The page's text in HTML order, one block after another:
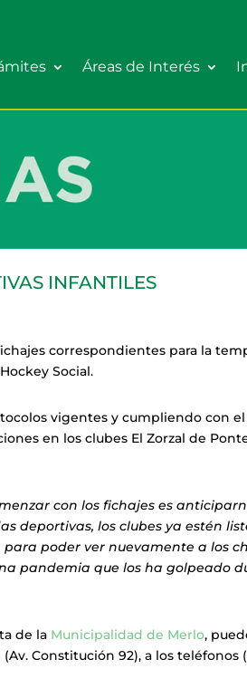
Áreas de Interés
INFANTILES
correspondientes para la
Social.
vigentes y cumpliendo con
en los clubes El Zorzal de
con los fichajes es
deportivas, los clubes ya estén
poder ver nuevamente a los
pandemia que los ha golpeado
de la Municipalidad de Merlo,
Constitución 92), a los teléfonos